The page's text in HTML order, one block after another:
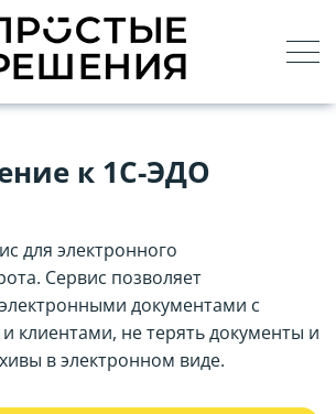
Подключение к 1С-ЭДО
к 1С-ЭДО
для электронного
Сервис позволяет
документами с
клиентами, не терять документы и
в электронном виде.